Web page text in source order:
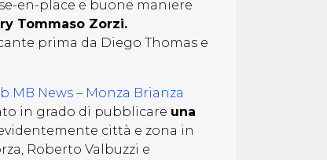
en-place e buone maniere
Tommaso Zorzi.
prima da Diego Thomas e
MB News – Monza Brianza
in grado di pubblicare una
città e zona in
Roberto Valbuzzi e